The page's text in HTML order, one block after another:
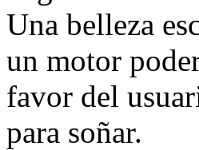
Una belleza
un motor
favor del
para soñar.